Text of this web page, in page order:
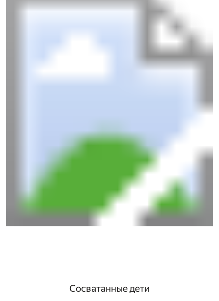
Сосватанные дети